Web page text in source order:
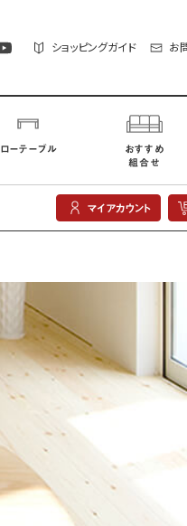
ローテーブル
おすすめ
組合せ
マイアカウント
ショッピングガイド お